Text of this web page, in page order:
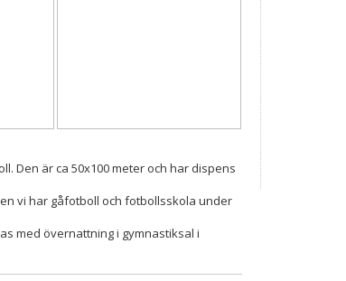
Den är ca 50x100 meter och har dispens
vi har gåfotboll och fotbollsskola under
med övernattning i gymnastiksal i